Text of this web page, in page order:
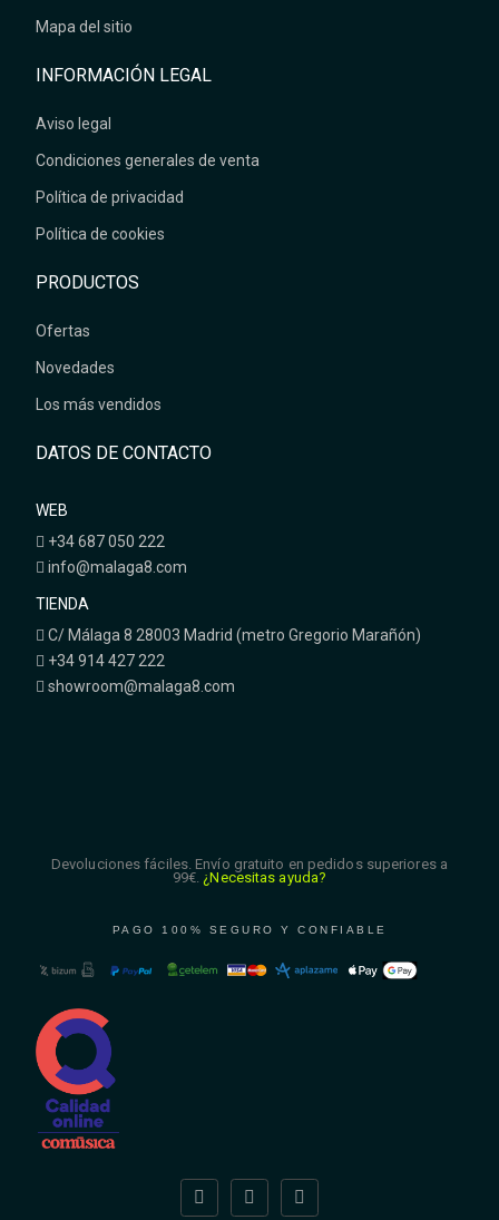
Mapa del sitio
INFORMACIÓN LEGAL
Aviso legal
Condiciones generales de venta
Política de privacidad
Política de cookies
PRODUCTOS
Ofertas
Novedades
Los más vendidos
DATOS DE CONTACTO
WEB
+34 687 050 222
info@malaga8.com
TIENDA
C/ Málaga 8 28003 Madrid (metro Gregorio Marañón)
+34 914 427 222
showroom@malaga8.com
Devoluciones fáciles. Envío gratuito en pedidos superiores a
99€. ¿Necesitas ayuda?
PAGO 100% SEGURO Y CONFIABLE